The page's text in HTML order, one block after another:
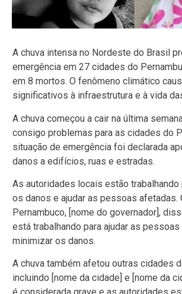
A chuva intensa no Nordeste do Brasil
emergência em 27 cidades do
em 8 mortos. O fenômeno climático
significativos à infraestrutura e à vida
A chuva começou a cair na última
consigo problemas para as cidades do
situação de emergência foi declarada
danos a edifícios, ruas e estradas.
As autoridades locais estão trabalhando
os danos e ajudar as pessoas afetadas.
Pernambuco, [nome do governador],
está trabalhando para ajudar as
minimizar os danos.
A chuva também afetou outras cidades
incluindo [nome da cidade] e [nome da